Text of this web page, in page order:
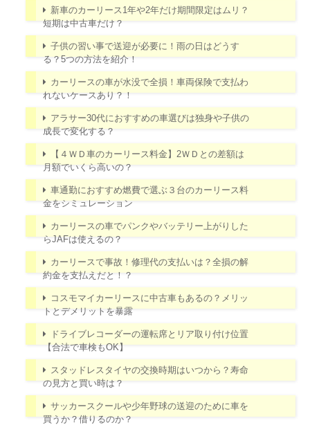
新車のカーリース1年や2年だけ期間限定はムリ？
短期は中古車だけ？
子供の習い事で送迎が必要に！雨の日はどうす
る？5つの方法を紹介！
カーリースの車が水没で全損！車両保険で支払わ
れないケースあり？！
アラサー30代におすすめの車選びは独身や子供の
成長で変化する？
【４ＷＤ車のカーリース料金】2ＷＤとの差額は
月額でいくら高いの？
車通勤におすすめ燃費で選ぶ３台のカーリース料
金をシミュレーション
カーリースの車でパンクやバッテリー上がりした
らJAFは使えるの？
カーリースで事故！修理代の支払いは？全損の解
約金を支払えだと！？
コスモマイカーリースに中古車もあるの？メリッ
トとデメリットを暴露
ドライブレコーダーの運転席とリア取り付け位置
【合法で車検もOK】
スタッドレスタイヤの交換時期はいつから？寿命
の見方と買い時は？
サッカースクールや少年野球の送迎のために車を
買うか？借りるのか？